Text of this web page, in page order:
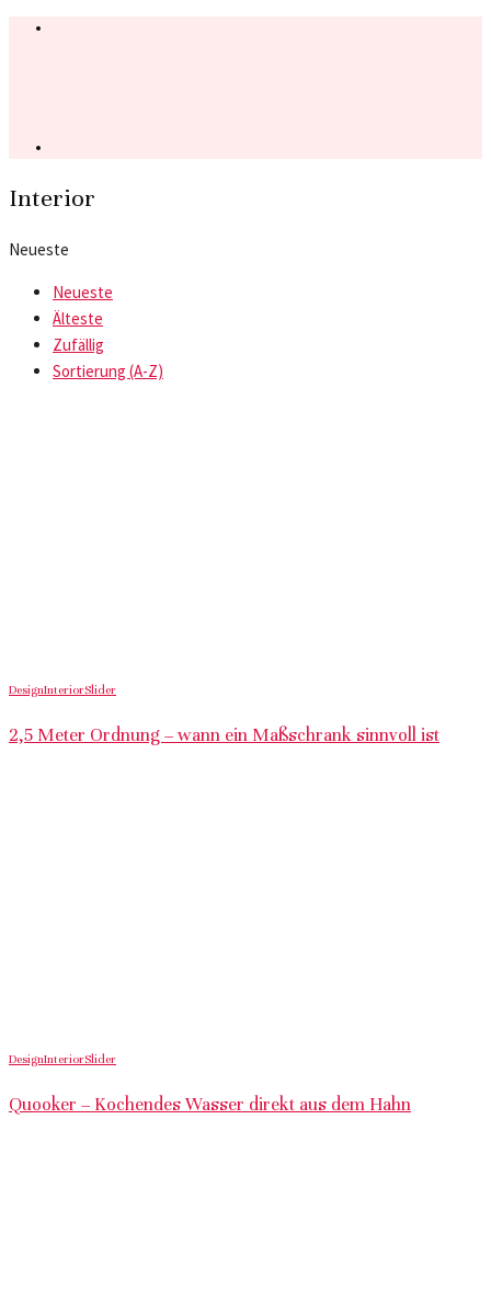
Interior
Neueste
Neueste
Älteste
Zufällig
Sortierung (A-Z)
DesignInteriorSlider
2,5 Meter Ordnung – wann ein Maßschrank sinnvoll ist
DesignInteriorSlider
Quooker – Kochendes Wasser direkt aus dem Hahn